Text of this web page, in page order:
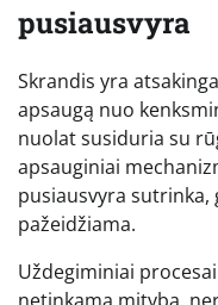
pusiausvyra
Skrandis yra
apsaugą nuo
nuolat susiduria su
apsauginiai
pusiausvyra
pažeidžiama.
Uždegiminiai